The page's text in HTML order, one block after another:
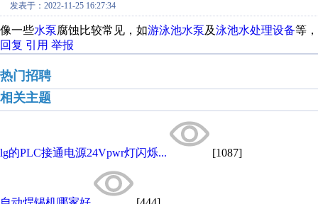
发表于：2022-11-25 16:27:34
像一些水泵腐蚀比较常见，如游泳池水泵及泳池水处理设备等
回复 引用 举报
热门招聘
相关主题
lg的PLC接通电源24Vpwr灯闪烁... [1087]